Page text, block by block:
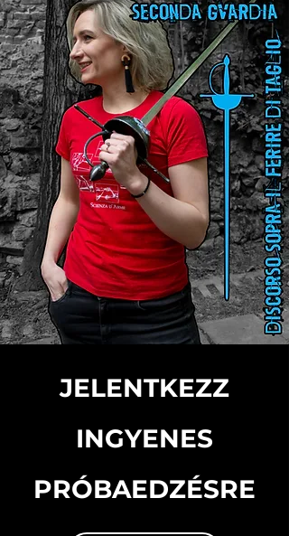
JELENTKEZZ
INGYENES
PRÓBAEDZÉSRE